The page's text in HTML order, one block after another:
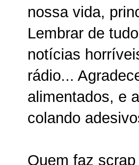
nossa vida,
Lembrar de
notícias
rádio...
alimentados, e
colando
Quem faz